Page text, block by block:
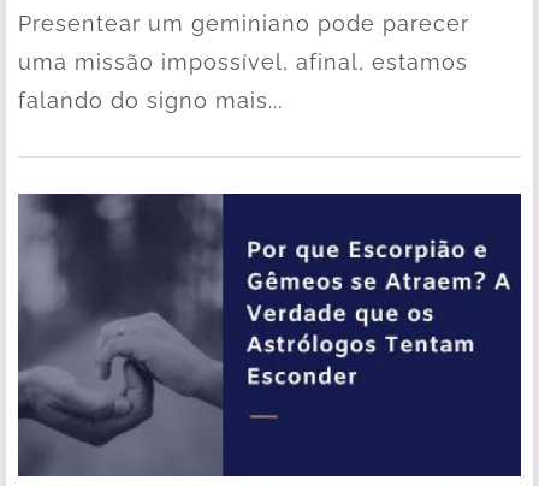
Presentear um geminiano pode parecer
uma missão impossível, afinal, estamos
falando do signo mais...